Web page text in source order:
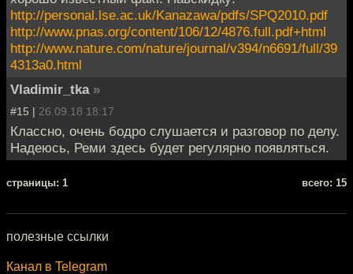
http://personal.lse.ac.uk/Kanazawa/pdfs/SPQ2010.pdf
http://www.pnas.org/content/106/12/4876.full.pdf+html
http://www.nature.com/nature/journal/v394/n6691/full/39
4313a0.html
Vladimir_tka »
#15 | 26.09.18 18:17
Классно, очень бодро слушается и разговор по делу.
Надеюсь, Реми здесь будет регулярно появляться.
cтраницы: 1 всего: 15
полезные ссылки
Канал в Telegram